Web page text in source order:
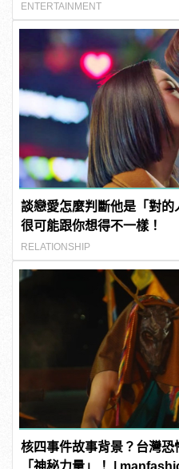
ENTERTAINMENT
談戀愛怎麼判斷他是「對
很可能跟你想得不一樣！
RELATIONSHIP
核四事件故事背景？台灣
「神秘力量」！ |